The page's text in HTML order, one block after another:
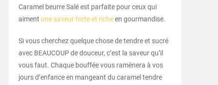
Caramel beurre Salé est parfaite pour ceux qui
aiment une saveur forte et richeen gourmandise.
Si vous cherchez quelque chose de tendre et sucré
avec BEAUCOUP de douceur, c’est la saveur qu’il
vous faut. Chaque bouffée vous ramènera à vos
jours d’enfance en mangeant du caramel tendre